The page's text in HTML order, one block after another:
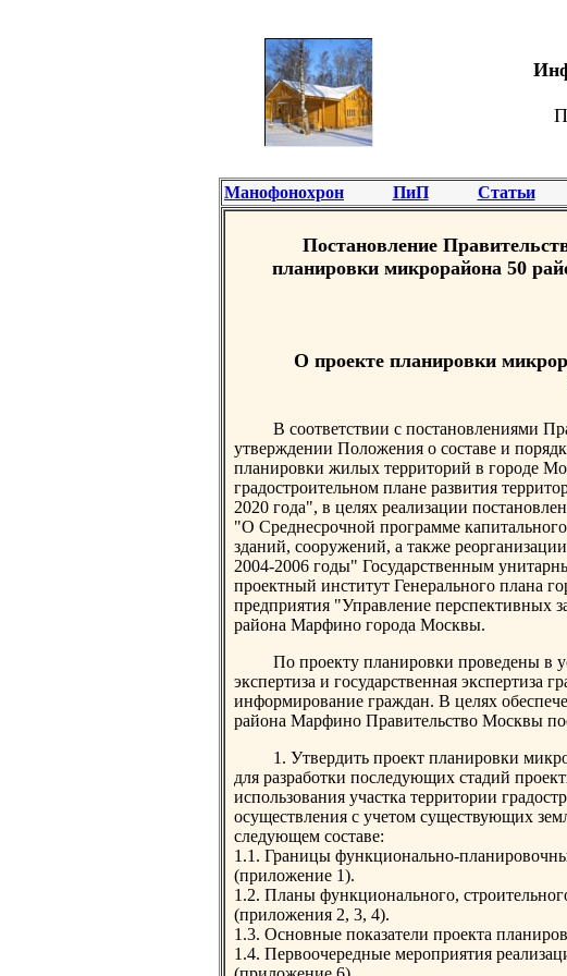
Манофонохрон ПиП Статьи
Постановление
планировки микрорайона 50
О проекте планировки
В соответствии с постановлениями
утверждении Положения о составе и
планировки жилых территорий в городе
градостроительном плане развития
2020 года", в целях реализации
"О Среднесрочной программе
зданий, сооружений, а также
2004-2006 годы" Государственным
проектный институт Генерального плана
предприятия "Управление перспективных
района Марфино города Москвы.
По проекту планировки проведены в
экспертиза и государственная экспертиза
информирование граждан. В целях
района Марфино Правительство Москвы
1. Утвердить проект планировки
для разработки последующих стадий
использования участка территории
осуществления с учетом существующих
следующем составе:
1.1. Границы функционально-
(приложение 1).
1.2. Планы функционального,
(приложения 2, 3, 4).
1.3. Основные показатели проекта
1.4. Первоочередные мероприятия